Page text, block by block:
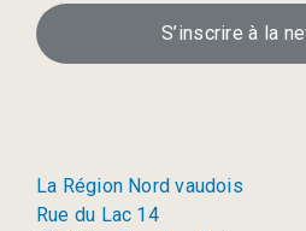
S’inscrire à la
La Région Nord vaudois
Rue du Lac 14